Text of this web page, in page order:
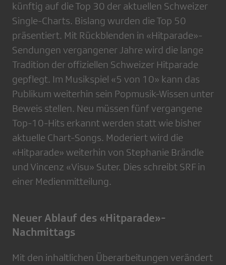
künftig auf die Top 30 der aktuellen Schweizer
Single-Charts. Bislang wurden die Top 50
präsentiert. Mit Rückblenden in «Hitparade»-
Sendungen vergangener Jahre wird die lange
Tradition der offiziellen Schweizer Hitparade
gepflegt. Im Musikspiel «5 von 10» kann das
Publikum weiterhin sein Popmusik-Wissen unter
Beweis stellen. Neu müssen fünf vergangene
Top-10-Hits erkannt werden statt wie bisher
aktuelle Chart-Songs. Moderiert wird die
«Hitparade» weiterhin von Stephanie Brändle
und Vincenz «Visu» Suter. Dies schreibt SRF in
einer Medienmitteilung.
Neuer Ablauf des «Hitparade»-
Nachmittags
Mit den inhaltlichen Überarbeitungen verändert